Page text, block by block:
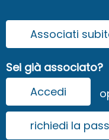
Associati
Sei già associato?
Accedi
richiedi la